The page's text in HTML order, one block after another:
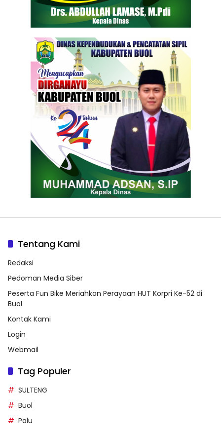
Tentang Kami
Redaksi
Pedoman Media Siber
Peserta Fun Bike Meriahkan Perayaan HUT Korpri Ke-52 di
Buol
Kontak Kami
Login
Webmail
Tag Populer
SULTENG
Buol
Palu